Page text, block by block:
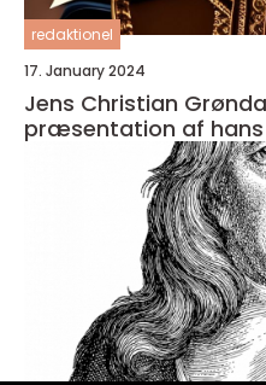
redaktionel
17. January 2024
Jens Christian
præsentation af